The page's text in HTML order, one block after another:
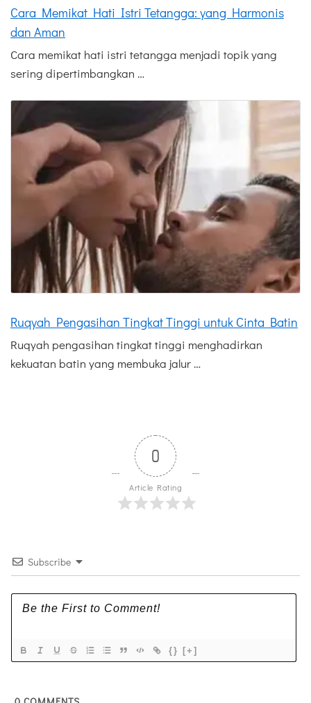
Cara Memikat Hati Istri Tetangga: yang Harmonis
dan Aman
Cara memikat hati istri tetangga menjadi topik yang
sering dipertimbangkan …
Ruqyah Pengasihan Tingkat Tinggi untuk Cinta Batin
Ruqyah pengasihan tingkat tinggi menghadirkan
kekuatan batin yang membuka jalur …
0
Article Rating
Subscribe
{} [+]